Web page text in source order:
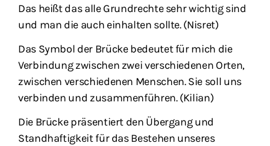
Das heißt das alle Grundrechte sehr wichtig sind
und man die auch einhalten sollte. (Nisret)
Das Symbol der Brücke bedeutet für mich die
Verbindung zwischen zwei verschiedenen Orten,
zwischen verschiedenen Menschen. Sie soll uns
verbinden und zusammenführen. (Kilian)
Die Brücke präsentiert den Übergang und
Standhaftigkeit für das Bestehen unseres